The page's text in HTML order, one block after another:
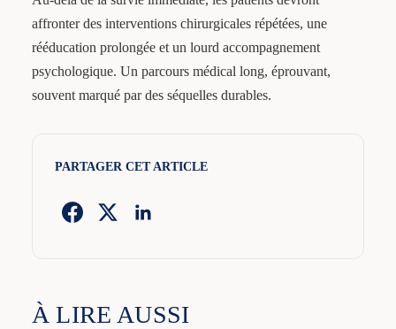
affronter des interventions chirurgicales répétées, une
rééducation prolongée et un lourd accompagnement
psychologique. Un parcours médical long, éprouvant,
souvent marqué par des séquelles durables.
PARTAGER CET ARTICLE
À LIRE AUSSI